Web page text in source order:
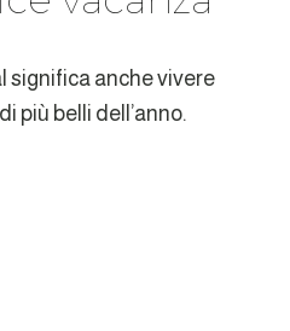
significa anche vivere
più belli dell’anno.